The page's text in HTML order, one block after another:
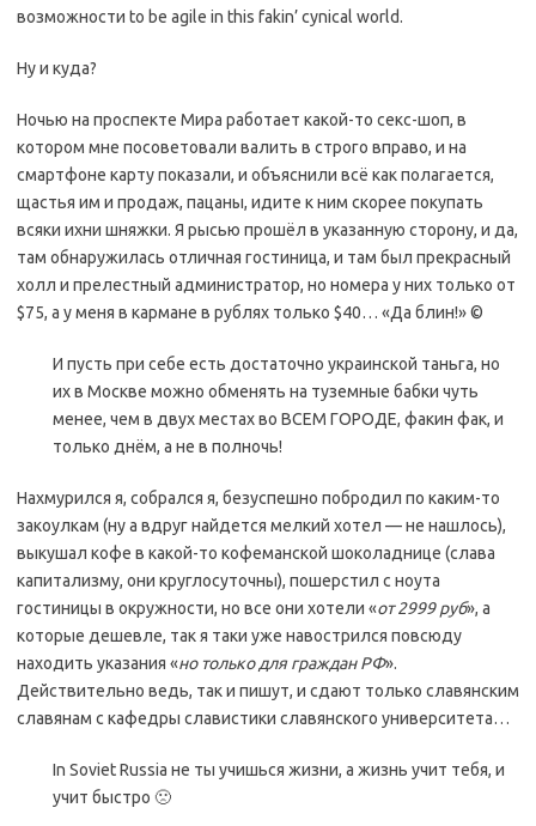
возможности to be agile in this fakin’ cynical world.
Ну и куда?
Ночью на проспекте Мира работает какой-то секс-шоп, в
котором мне посоветовали валить в строго вправо, и на
смартфоне карту показали, и объяснили всё как полагается,
щастья им и продаж, пацаны, идите к ним скорее покупать
всяки ихни шняжки. Я рысью прошёл в указанную сторону, и да,
там обнаружилась отличная гостиница, и там был прекрасный
холл и прелестный администратор, но номера у них только от
$75, а у меня в кармане в рублях только $40… «Да блин!» ©
И пусть при себе есть достаточно украинской таньга, но
их в Москве можно обменять на туземные бабки чуть
менее, чем в двух местах во ВСЕМ ГОРОДЕ, факин фак, и
только днём, а не в полночь!
Нахмурился я, собрался я, безуспешно побродил по каким-то
закоулкам (ну а вдруг найдется мелкий хотел — не нашлось),
выкушал кофе в какой-то кофеманской шоколаднице (слава
капитализму, они круглосуточны), пошерстил с ноута
гостиницы в окружности, но все они хотели «от 2999 руб», а
которые дешевле, так я таки уже навострился повсюду
находить указания «но только для граждан РФ».
Действительно ведь, так и пишут, и сдают только славянским
славянам с кафедры славистики славянского университета…
In Soviet Russia не ты учишься жизни, а жизнь учит тебя, и
учит быстро 🙁